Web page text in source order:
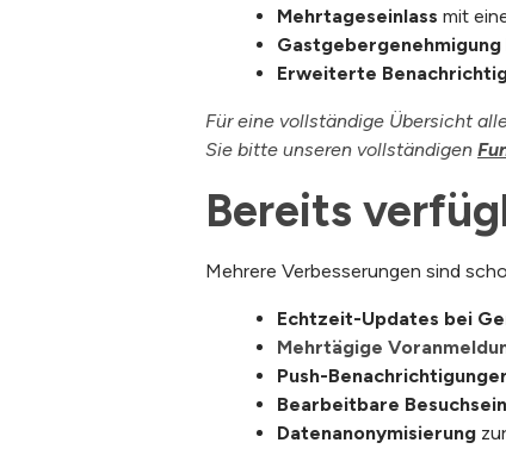
Mehrtageseinlass mit
Gastgebergenehmigung
Erweiterte
Für eine vollständige Übersicht
Sie bitte unseren vollständigen
Bereits
Mehrere Verbesserungen sind
Echtzeit-Updates bei
Mehrtägige
Push-
Bearbeitbare
Datenanonymisierung